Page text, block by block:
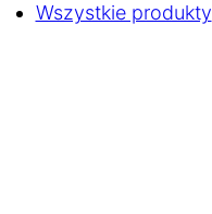
Wszystkie produkty